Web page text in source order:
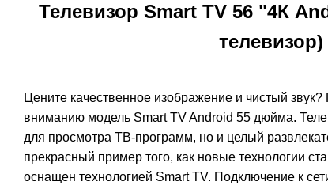
Телевизор Smart TV 56 "4К
телевизор)
Цените качественное изображение и чистый
вниманию модель Smart TV Android 55 дюйма.
для просмотра ТВ-программ, но и целый
прекрасный пример того, как новые технологии
оснащен технологией Smart TV. Подключение к